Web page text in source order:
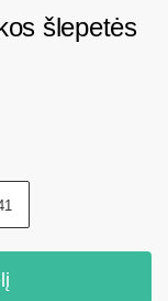
šlepetės